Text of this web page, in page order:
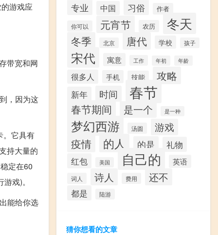
游戏应
带宽和网
，因为这
。它具有
持大量的
定在60
戏)。
能给你选
专业 中国 习俗 作者
你可以 元宵节 农历 冬天
冬季 北京 唐代 学校 孩子
宋代 寓意 工作 年初 年龄
很多人 手机 技能 攻略
新年 时间 春节
春节期间 是一个 是一种
梦幻西游 汤圆 游戏
疫情 的人 的是
礼物
红包
美国 自己的 英语
词人 诗人 费用 还不
都是 陆游
猜你想看的文章